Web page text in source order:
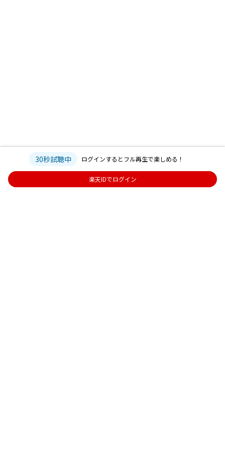
30秒試聴中 ログインするとフル再生で楽しめる！
楽天IDでログイン